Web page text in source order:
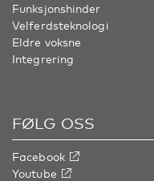
Funksjonshinder
Velferdsteknologi
Eldre voksne
Integrering
FØLG OSS
Facebook
Youtube